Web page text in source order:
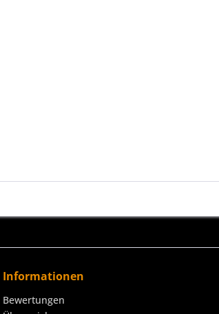
Informationen
Bewertungen